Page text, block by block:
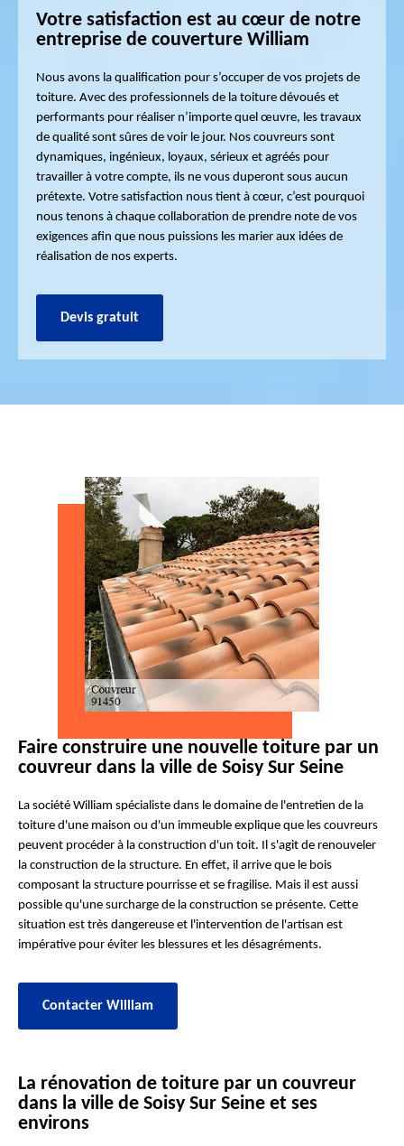
Votre satisfaction est au cœur de notre
entreprise de couverture William
Nous avons la qualification pour s’occuper de vos projets de
toiture. Avec des professionnels de la toiture dévoués et
performants pour réaliser n’importe quel œuvre, les travaux
de qualité sont sûres de voir le jour. Nos couvreurs sont
dynamiques, ingénieux, loyaux, sérieux et agréés pour
travailler à votre compte, ils ne vous duperont sous aucun
prétexte. Votre satisfaction nous tient à cœur, c’est pourquoi
nous tenons à chaque collaboration de prendre note de vos
exigences afin que nous puissions les marier aux idées de
réalisation de nos experts.
Devis gratuit
Faire construire une nouvelle toiture par un
couvreur dans la ville de Soisy Sur Seine
La société William spécialiste dans le domaine de l'entretien de la
toiture d'une maison ou d'un immeuble explique que les couvreurs
peuvent procéder à la construction d'un toit. Il s'agit de renouveler
la construction de la structure. En effet, il arrive que le bois
composant la structure pourrisse et se fragilise. Mais il est aussi
possible qu'une surcharge de la construction se présente. Cette
situation est très dangereuse et l'intervention de l'artisan est
impérative pour éviter les blessures et les désagréments.
Contacter William
La rénovation de toiture par un couvreur
dans la ville de Soisy Sur Seine et ses
environs